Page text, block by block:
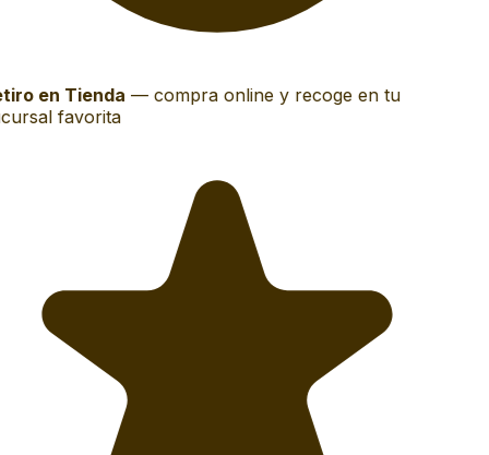
en Tienda— compra online y recoge en tu
favorita